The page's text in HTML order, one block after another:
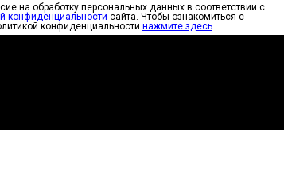
на обработку персональных данных в соответствии с
конфиденциальности сайта. Чтобы ознакомиться с
конфиденциальности нажмите здесь